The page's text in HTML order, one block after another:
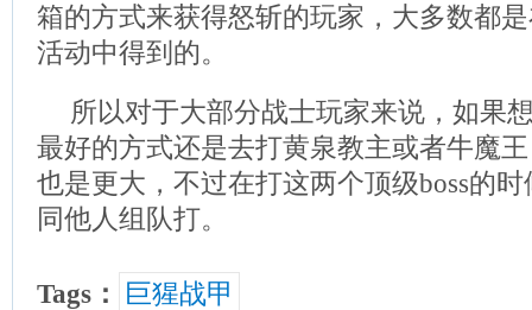
箱的方式来获得怒斩的玩家，大多数都
活动中得到的。
所以对于大部分战士玩家来说，如果
最好的方式还是去打黄泉教主或者牛魔
也是更大，不过在打这两个顶级boss的
同他人组队打。
Tags： 巨猩战甲